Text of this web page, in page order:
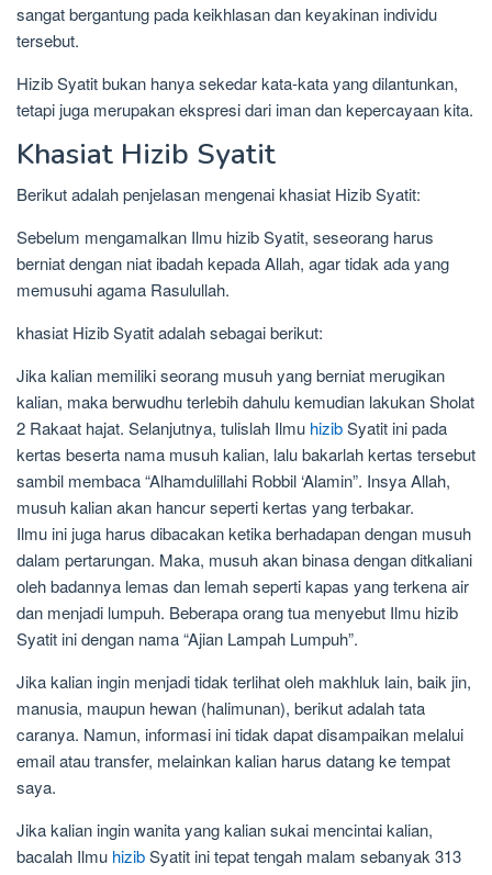
sangat bergantung pada keikhlasan dan keyakinan individu
tersebut.
Hizib Syatit bukan hanya sekedar kata-kata yang dilantunkan,
tetapi juga merupakan ekspresi dari iman dan kepercayaan kita.
Khasiat Hizib Syatit
Berikut adalah penjelasan mengenai khasiat Hizib Syatit:
Sebelum mengamalkan Ilmu hizib Syatit, seseorang harus
berniat dengan niat ibadah kepada Allah, agar tidak ada yang
memusuhi agama Rasulullah.
khasiat Hizib Syatit adalah sebagai berikut:
Jika kalian memiliki seorang musuh yang berniat merugikan
kalian, maka berwudhu terlebih dahulu kemudian lakukan Sholat
2 Rakaat hajat. Selanjutnya, tulislah Ilmu hizibSyatit ini pada
kertas beserta nama musuh kalian, lalu bakarlah kertas tersebut
sambil membaca “Alhamdulillahi Robbil ‘Alamin”. Insya Allah,
musuh kalian akan hancur seperti kertas yang terbakar.
Ilmu ini juga harus dibacakan ketika berhadapan dengan musuh
dalam pertarungan. Maka, musuh akan binasa dengan ditkaliani
oleh badannya lemas dan lemah seperti kapas yang terkena air
dan menjadi lumpuh. Beberapa orang tua menyebut Ilmu hizib
Syatit ini dengan nama “Ajian Lampah Lumpuh”.
Jika kalian ingin menjadi tidak terlihat oleh makhluk lain, baik jin,
manusia, maupun hewan (halimunan), berikut adalah tata
caranya. Namun, informasi ini tidak dapat disampaikan melalui
email atau transfer, melainkan kalian harus datang ke tempat
saya.
Jika kalian ingin wanita yang kalian sukai mencintai kalian,
bacalah Ilmu hizibSyatit ini tepat tengah malam sebanyak 313